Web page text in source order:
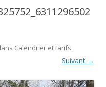
Calendrier et tarifs.
Suivant →